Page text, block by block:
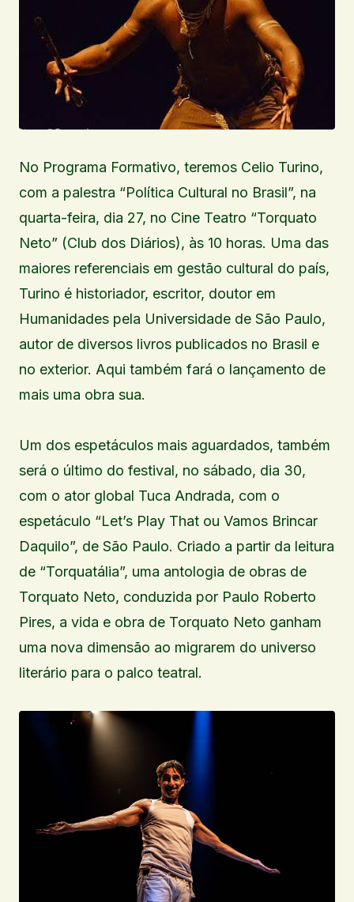
No Programa Formativo, teremos Celio Turino,
com a palestra “Política Cultural no Brasil”, na
quarta-feira, dia 27, no Cine Teatro “Torquato
Neto” (Club dos Diários), às 10 horas. Uma das
maiores referenciais em gestão cultural do país,
Turino é historiador, escritor, doutor em
Humanidades pela Universidade de São Paulo,
autor de diversos livros publicados no Brasil e
no exterior. Aqui também fará o lançamento de
mais uma obra sua.
Um dos espetáculos mais aguardados, também
será o último do festival, no sábado, dia 30,
com o ator global Tuca Andrada, com o
espetáculo “Let’s Play That ou Vamos Brincar
Daquilo”, de São Paulo. Criado a partir da leitura
de “Torquatália”, uma antologia de obras de
Torquato Neto, conduzida por Paulo Roberto
Pires, a vida e obra de Torquato Neto ganham
uma nova dimensão ao migrarem do universo
literário para o palco teatral.